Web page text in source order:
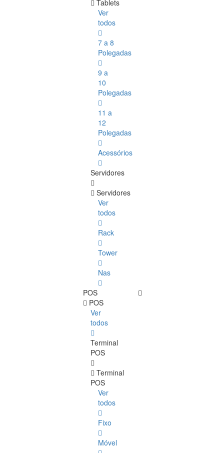
Tablets
Ver
todos
7 a 8
Polegadas
9 a
10
Polegadas
11 a
12
Polegadas
Acessórios
Servidores
Servidores
Ver
todos
Rack
Tower
Nas
POS
POS
Ver
todos
Terminal
POS
Terminal
POS
Ver
todos
Fixo
Móvel